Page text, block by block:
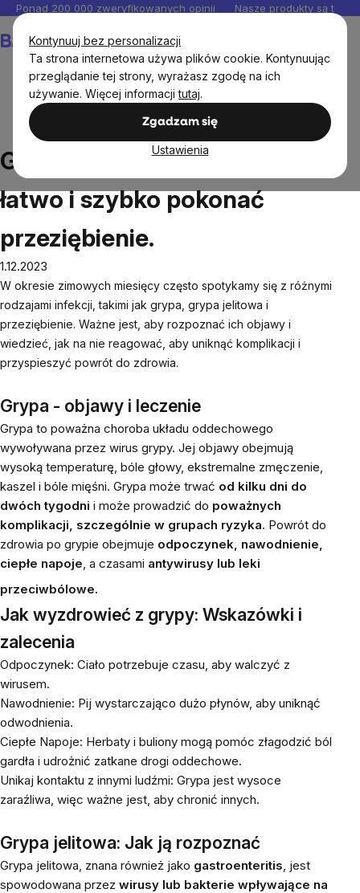
Kontynuuj bez personalizacji
Ta strona internetowa używa plików cookie. Kontynuując
przeglądanie tej strony, wyrażasz zgodę na ich
używanie. Więcej informacjitutaj.
Zgadzam się
Ustawienia
Przejść
do
treści
Ponad 200 000 zweryfikowanych opinii Nasze produkty są
Grypa i przeziębienie. Jak łatwo i szybko pokonać
przeziębienie.
Grypa i przeziębienie. Jak
łatwo i szybko pokonać
przeziębienie.
1.12.2023
W okresie zimowych miesięcy często spotykamy się z różnymi
rodzajami infekcji, takimi jak grypa, grypa jelitowa i
przeziębienie. Ważne jest, aby rozpoznać ich objawy i
wiedzieć, jak na nie reagować, aby uniknąć komplikacji i
przyspieszyć powrót do zdrowia.
Grypa - objawy i leczenie
Grypa to poważna choroba układu oddechowego
wywoływana przez wirus grypy. Jej objawy obejmują
wysoką temperaturę, bóle głowy, ekstremalne zmęczenie,
kaszel i bóle mięśni. Grypa może trwać od kilku dni do
dwóch tygodni i może prowadzić do poważnych
komplikacji, szczególnie w grupach ryzyka. Powrót do
zdrowia po grypie obejmuje odpoczynek, nawodnienie,
ciepłe napoje, a czasami antywirusy lub leki
przeciwbólowe.
Jak wyzdrowieć z grypy: Wskazówki i
zalecenia
Odpoczynek: Ciało potrzebuje czasu, aby walczyć z
wirusem.
Nawodnienie: Pij wystarczająco dużo płynów, aby uniknąć
odwodnienia.
Ciepłe Napoje: Herbaty i buliony mogą pomóc złagodzić ból
gardła i udrożnić zatkane drogi oddechowe.
Unikaj kontaktu z innymi ludźmi: Grypa jest wysoce
zaraźliwa, więc ważne jest, aby chronić innych.
Grypa jelitowa: Jak ją rozpoznać
Grypa jelitowa, znana również jako gastroenteritis, jest
spowodowana przez wirusy lub bakterie wpływające na